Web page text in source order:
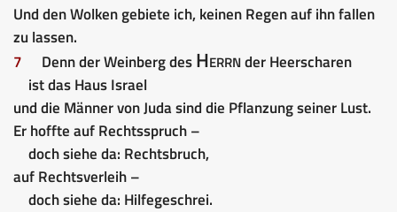
Und den Wolken gebiete ich, keinen Regen auf ihn fallen
zu lassen.
7
Denn der Weinberg desHerrnder Heerscharen
ist das Haus Israel
und die Männer von Juda sind die Pflanzung seiner Lust.
Er hoffte auf Rechtsspruch –
doch siehe da: Rechtsbruch,
auf Rechtsverleih –
doch siehe da: Hilfegeschrei.